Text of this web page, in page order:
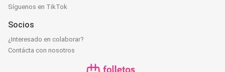
Síguenos en TikTok
Socios
¿Interesado en colaborar?
Contácta con nosotros